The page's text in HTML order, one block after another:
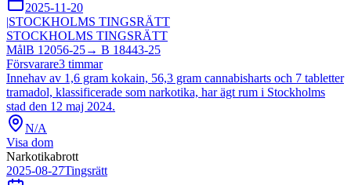
2025-11-20
|STOCKHOLMS TINGSRÄTT
STOCKHOLMS TINGSRÄTT
MålB 12056-25→ B 18443-25
Försvarare3 timmar
Innehav av 1,6 gram kokain, 56,3 gram cannabisharts och 7 tabletter
tramadol, klassificerade som narkotika, har ägt rum i Stockholms
stad den 12 maj 2024.
N/A
Visa dom
Narkotikabrott
2025-08-27Tingsrätt